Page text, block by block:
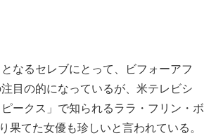
なるセレブにとって、ビフォーアフ
目の的になっているが、米テレビシ
ークス」で知られるララ・フリン・ボ
果てた女優も珍しいと言われている。